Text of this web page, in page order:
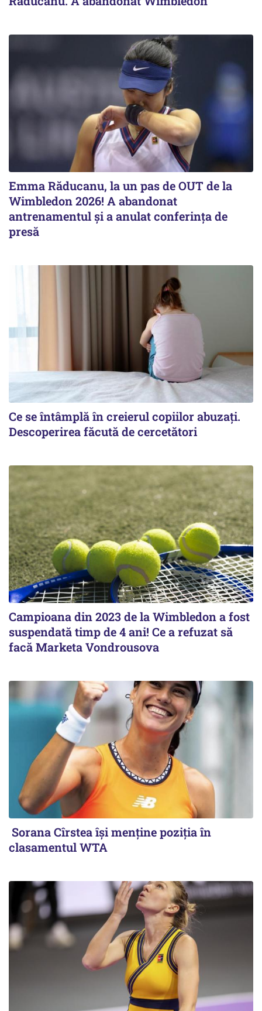
Emma Răducanu, la un pas de OUT de la
Wimbledon 2026! A abandonat
antrenamentul și a anulat conferința de
presă
Ce se întâmplă în creierul copiilor abuzați.
Descoperirea făcută de cercetători
Campioana din 2023 de la Wimbledon a fost
suspendată timp de 4 ani! Ce a refuzat să
facă Marketa Vondrousova
Sorana Cîrstea își menține poziția în
clasamentul WTA